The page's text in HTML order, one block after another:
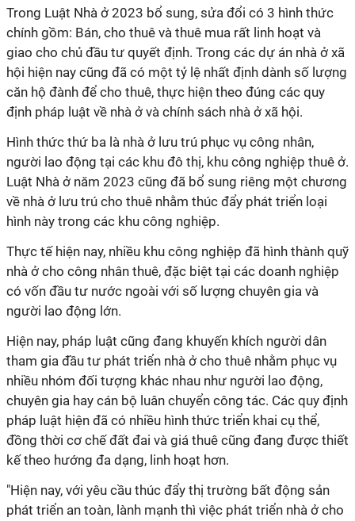
Trong Luật Nhà ở 2023 bổ sung, sửa đổi có 3 hình thức
chính gồm: Bán, cho thuê và thuê mua rất linh hoạt và
giao cho chủ đầu tư quyết định. Trong các dự án nhà ở xã
hội hiện nay cũng đã có một tỷ lệ nhất định dành số lượng
căn hộ đành để cho thuê, thực hiện theo đúng các quy
định pháp luật về nhà ở và chính sách nhà ở xã hội.
Hình thức thứ ba là nhà ở lưu trú phục vụ công nhân,
người lao động tại các khu đô thị, khu công nghiệp thuê ở.
Luật Nhà ở năm 2023 cũng đã bổ sung riêng một chương
về nhà ở lưu trú cho thuê nhằm thúc đẩy phát triển loại
hình này trong các khu công nghiệp.
Thực tế hiện nay, nhiều khu công nghiệp đã hình thành quỹ
nhà ở cho công nhân thuê, đặc biệt tại các doanh nghiệp
có vốn đầu tư nước ngoài với số lượng chuyên gia và
người lao động lớn.
Hiện nay, pháp luật cũng đang khuyến khích người dân
tham gia đầu tư phát triển nhà ở cho thuê nhằm phục vụ
nhiều nhóm đối tượng khác nhau như người lao động,
chuyên gia hay cán bộ luân chuyển công tác. Các quy định
pháp luật hiện đã có nhiều hình thức triển khai cụ thể,
đồng thời cơ chế đất đai và giá thuê cũng đang được thiết
kế theo hướng đa dạng, linh hoạt hơn.
"Hiện nay, với yêu cầu thúc đẩy thị trường bất động sản
phát triển an toàn, lành mạnh thì việc phát triển nhà ở cho